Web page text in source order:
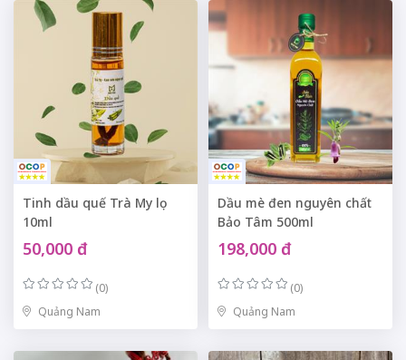
Tinh dầu quế Trà My lọ
10ml
50,000 đ
(0)
Quảng Nam
Dầu mè đen nguyên chất
Bảo Tâm 500ml
198,000 đ
(0)
Quảng Nam